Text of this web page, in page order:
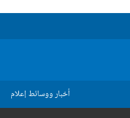
أخبار ووسائط إعلام